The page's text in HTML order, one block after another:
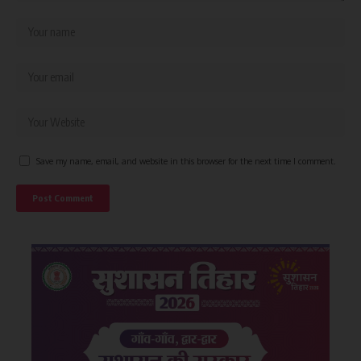
Save my name, email, and website in this browser for the next time I comment.